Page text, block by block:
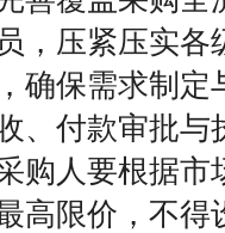
，压紧压实各
确保需求制定
、付款审批与
购人要根据市
高限价，不得